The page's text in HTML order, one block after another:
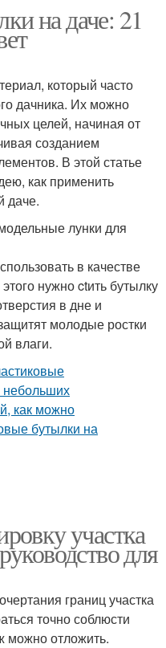
на даче: 21
который часто
дачника. Их можно
целей, начиная от
созданием
В этой статье
как применить
даче.
лунки для
в качестве
нужно ctить бутылку
в дне и
молодые ростки
влаги.
участка
для
границ участка
точно соблюсти
можно отложить.